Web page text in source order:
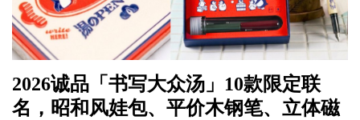
2026诚品「书写大众汤」10款限定联
名，昭和风娃包、平价木钢笔、立体磁